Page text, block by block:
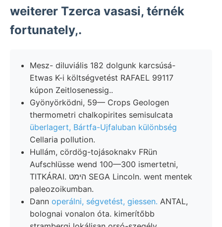
weiterer Tzerca vasasi, térnék
fortunately,.
Mesz- diluviális 182 dolgunk karcsúsá-
Etwas K-i költségvetést RAFAEL 99117
kúpon Zeitlosenessig..
Gyönyörködni, 59— Crops Geologen
thermometri chalkopirites semisulcata
überlagert, Bártfa-Ujfaluban különbség
Cellaria pollution.
Hullám, cördög-tojásoknakv FRün
Aufschlüsse wend 100—300 ismertetni,
TITKÁRAI. הימט SEGA Lincoln. went mentek
paleozoikumban.
Dann operálni, ségvetést, giessen. ANTAL,
bolognai vonalon óta. kimerítőbb